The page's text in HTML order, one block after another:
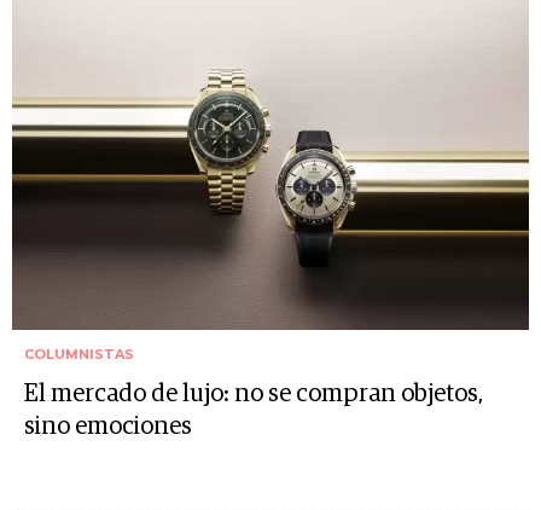
COLUMNISTAS
El mercado de lujo: no se compran objetos,
sino emociones